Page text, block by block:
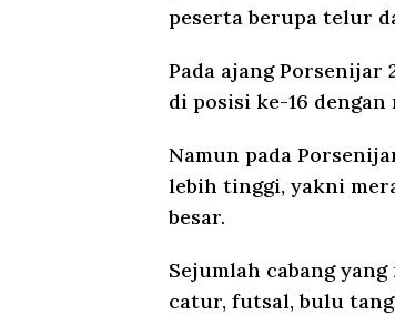
peserta berupa telur
Pada ajang Porsenijar
di posisi ke-16
Namun pada
lebih tinggi, yakni
besar.
Sejumlah cabang
catur, futsal, bulu